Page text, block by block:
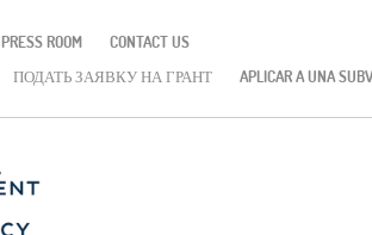
PRESS ROOM
CONTACT US
ПОДАТЬ ЗАЯВКУ НА ГРАНТ APLICAR A UNA